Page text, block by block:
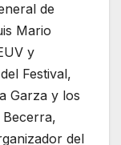
de
Mario
y
Festival,
Garza y los
del